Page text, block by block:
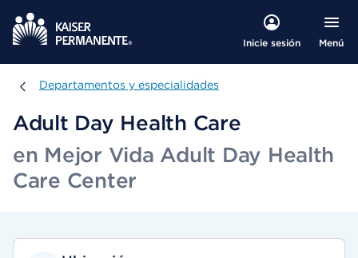
Inicie sesión Menú
Departamentos y especialidades
Departamentos y especialidades
Adult Day Health Care
en Mejor Vida Adult Day Health
Care Center